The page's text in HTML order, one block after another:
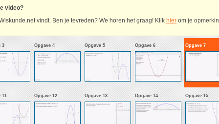
video?
vindt. Ben je tevreden? We horen het graag! Klik hier om je
3 Opgave 4 Opgave 5 Opgave 6 Opgave 7
Opgave 12 Opgave 13 Opgave 14 Opgave 15